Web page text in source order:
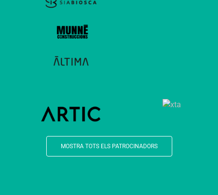
MOSTRA TOTS ELS PATROCINADORS